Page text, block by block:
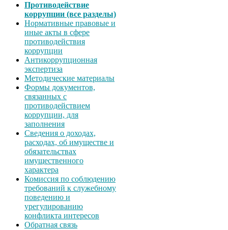
Противодействие
коррупции (все разделы)
Нормативные правовые и
иные акты в сфере
противодействия
коррупции
Антикоррупционная
экспертиза
Методические материалы
Формы документов,
связанных с
противодействием
коррупции, для
заполнения
Сведения о доходах,
расходах, об имуществе и
обязательствах
имущественного
характера
Комиссия по соблюдению
требований к служебному
поведению и
урегулированию
конфликта интересов
Обратная связь